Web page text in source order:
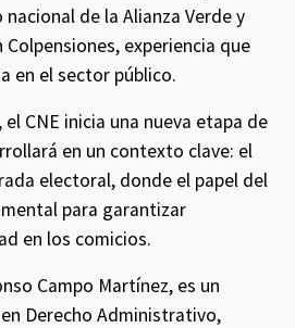
de la Alianza Verde y
experiencia que
en el sector público.
CNE inicia una nueva etapa de
en un contexto clave: el
electoral, donde el papel del
para garantizar
en los comicios.
Campo Martínez, es un
Derecho Administrativo,